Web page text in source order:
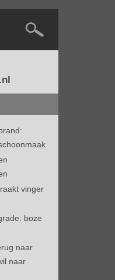
vinger
boze
naar
naar